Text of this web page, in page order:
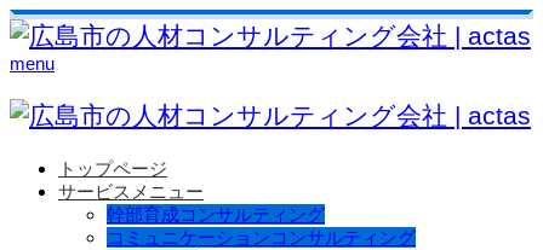
menu
トップページ
サービスメニュー
幹部育成コンサルティング
コミュニケーションコンサルティング